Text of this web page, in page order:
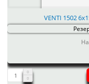
VENTI 1502